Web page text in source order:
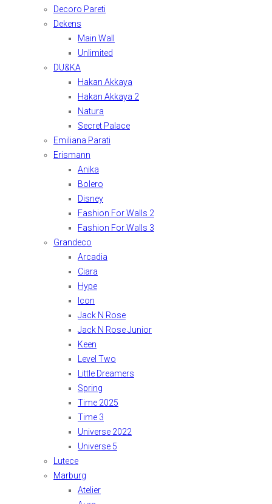
Decoro Pareti
Dekens
Main Wall
Unlimited
DU&KA
Hakan Akkaya
Hakan Akkaya 2
Natura
Secret Palace
Emiliana Parati
Erismann
Anika
Bolero
Disney
Fashion For Walls 2
Fashion For Walls 3
Grandeco
Arcadia
Ciara
Hype
Icon
Jack N Rose
Jack N Rose Junior
Keen
Level Two
Little Dreamers
Spring
Time 2025
Time 3
Universe 2022
Universe 5
Lutece
Marburg
Atelier